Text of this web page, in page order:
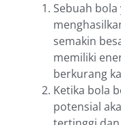
Sebuah
semakin
memiliki
berkurang
Ketika bola
potensial